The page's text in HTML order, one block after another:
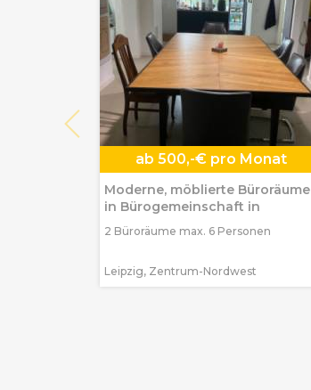
ab 500,-€ pro Monat
Moderne, möblierte Büroräume
in Bürogemeinschaft in
2 Büroräume max. 6 Personen
Leipzig, Zentrum-Nordwest